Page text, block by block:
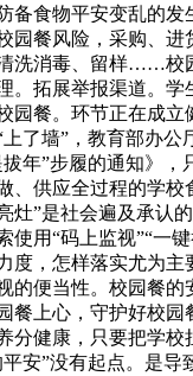
备食物平安变乱的发
园餐风险，采购、进
洗消毒、留样……校
。拓展举报渠道。学
园餐。环节正在成立
了墙”，教育部办公
年”步履的通知》，
、供应全过程的学校
灶”是社会遍及承认
使用“码上监视”“一
度，怎样落实尤为主
的便当性。校园餐的
餐上心，守护好校园
分健康，只要把学校
安”没有起点。是导